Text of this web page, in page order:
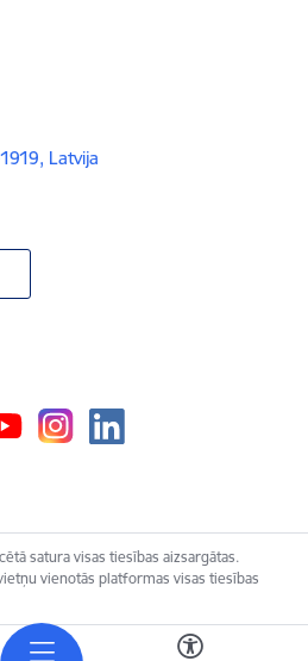
Latvija
satura visas tiesības aizsargātas.
vienotās platformas visas tiesības